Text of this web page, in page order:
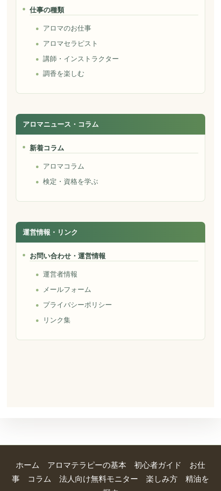
仕事の種類
アロマのお仕事
アロマセラピスト
講師・インストラクター
調香を楽しむ
アロマニュース・コラム
新着コラム
アロマコラム
検定・資格を学ぶ
運営情報・リンク
お問い合わせ・運営情報
運営者情報
メールフォーム
プライバシーポリシー
リンク集
ホーム アロマテラピーの基本 初心者ガイド
お仕
事
コラム 法人向け無料モニター 楽しみ方
精油を